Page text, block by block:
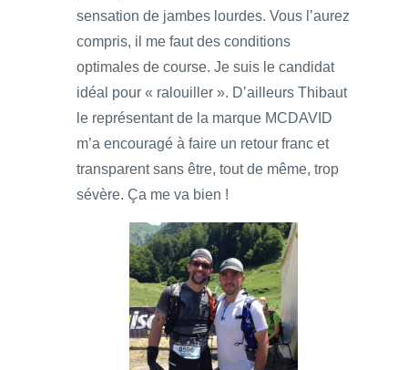
sensation de jambes lourdes. Vous l’aurez
compris, il me faut des conditions
optimales de course. Je suis le candidat
idéal pour « ralouiller ». D’ailleurs Thibaut
le représentant de la marque MCDAVID
m’a encouragé à faire un retour franc et
transparent sans être, tout de même, trop
sévère. Ça me va bien !